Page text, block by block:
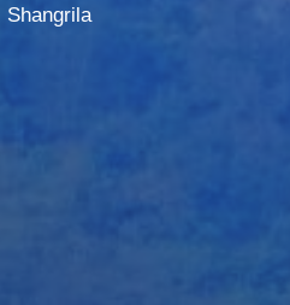
Shangrila